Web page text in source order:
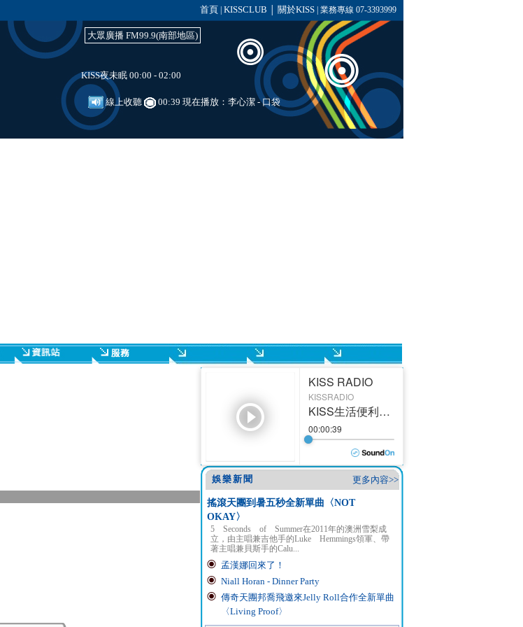
首頁 KISSCLUB 關於KISS| 業務專線 07-3393999
大眾廣播 FM99.9(南部地區)
KISS夜未眠 00:00 - 02:00
線上收聽 00:39 現在播放： 李心潔-口袋
更多內容>>
娛樂新聞
搖滾天團到暑五秒全新單曲〈NOT
OKAY〉
5 Seconds of Summer在2011年的澳洲雪梨成
立，由主唱兼吉他手的Luke Hemmings領軍、帶
著主唱兼貝斯手的Calu...
孟漢娜回來了！
Niall Horan - Dinner Party
傳奇天團邦喬飛邀來Jelly Roll合作全新單曲
〈Living Proof〉